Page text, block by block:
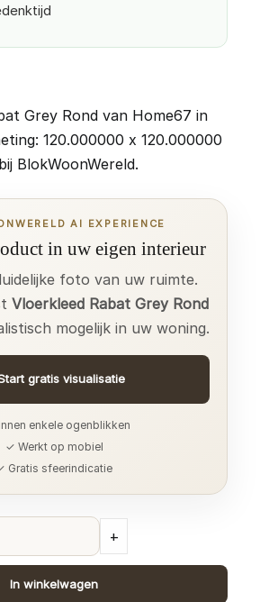
Grey Rond van Home67 in
120.000000 x 120.000000
BlokWoonWereld.
AI EXPERIENCE
in uw eigen interieur
foto van uw ruimte.
Vloerkleed Rabat Grey Rond
mogelijk in uw woning.
gratis visualisatie
enkele ogenblikken
✓ Werkt op mobiel
Gratis sfeerindicatie
Grey
Rond
+
In winkelwagen